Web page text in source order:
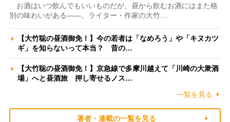
お酒はいつ飲んでもいいものだが、昼から飲むお酒にはまた格
別の味わいがある――。ライター・作家の大竹…
【大竹聡の昼酒御免！】今の若者は「なめろう」や「キヌカツ
ギ」を知らないって本当？ 昔の…
【大竹聡の昼酒御免！】京急線で多摩川越えて「川崎の大衆酒
場」へと昼酒旅 押し寄せるノス…
一覧を見る
著者・連載の一覧を見る